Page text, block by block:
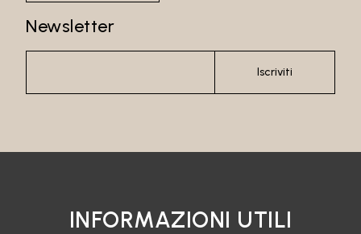
Newsletter
Iscriviti
INFORMAZIONI UTILI